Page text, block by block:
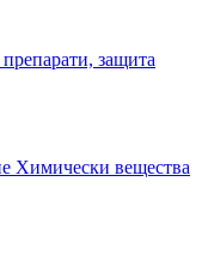
защита
Химически вещества